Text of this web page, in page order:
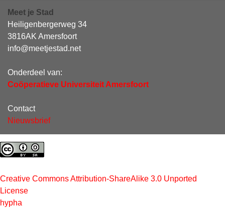
Meet je Stad
Heiligenbergerweg 34
3816AK Amersfoort
info@meetjestad.net
Onderdeel van:
Coöperatieve Universiteit Amersfoort
Contact
Nieuwsbrief
Creative Commons Attribution-ShareAlike 3.0 Unported
License
hypha